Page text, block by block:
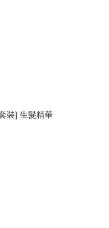
裝] 生髮精華